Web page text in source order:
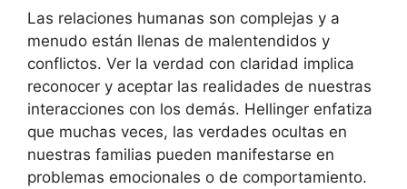
Las relaciones humanas son complejas y a
menudo están llenas de malentendidos y
conflictos. Ver la verdad con claridad implica
reconocer y aceptar las realidades de nuestras
interacciones con los demás. Hellinger enfatiza
que muchas veces, las verdades ocultas en
nuestras familias pueden manifestarse en
problemas emocionales o de comportamiento.